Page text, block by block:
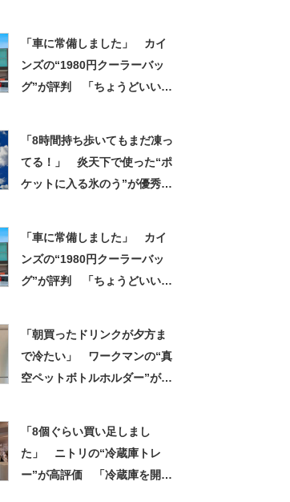
「車に常備しました」 カイ
ンズの“1980円クーラーバッ
グ”が評判 「ちょうどいい大
「8時間持ち歩いてもまだ凍っ
てる！」 炎天下で使った“ポ
ケットに入る氷のう”が優秀す
「車に常備しました」 カイ
ンズの“1980円クーラーバッ
グ”が評判 「ちょうどいい大
「朝買ったドリンクが夕方ま
で冷たい」 ワークマンの“真
空ペットボトルホルダー”が大
「8個ぐらい買い足しまし
た」 ニトリの“冷蔵庫トレ
ー”が高評価 「冷蔵庫を開け